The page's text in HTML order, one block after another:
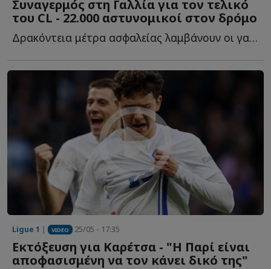
Συναγερμός στη Γαλλία για τον τελικό
του CL - 22.000 αστυνομικοί στον δρόμο
Δρακόντεια μέτρα ασφαλείας λαμβάνουν οι γαλλικές αρχές ε...
Ligue 1 | VIDEO 25/05 - 17:35
Εκτόξευση για Καρέτσα - "Η Παρί είναι
αποφασισμένη να τον κάνει δικό της"